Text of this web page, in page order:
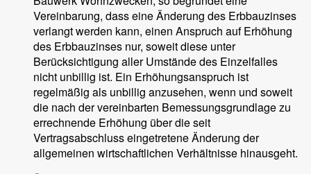
Vereinbarung, dass eine Änderung des Erbbauzinses
verlangt werden kann, einen Anspruch auf Erhöhung
des Erbbauzinses nur, soweit diese unter
Berücksichtigung aller Umstände des Einzelfalles
nicht unbillig ist. Ein Erhöhungsanspruch ist
regelmäßig als unbillig anzusehen, wenn und soweit
die nach der vereinbarten Bemessungsgrundlage zu
errechnende Erhöhung über die seit
Vertragsabschluss eingetretene Änderung der
allgemeinen wirtschaftlichen Verhältnisse hinausgeht.